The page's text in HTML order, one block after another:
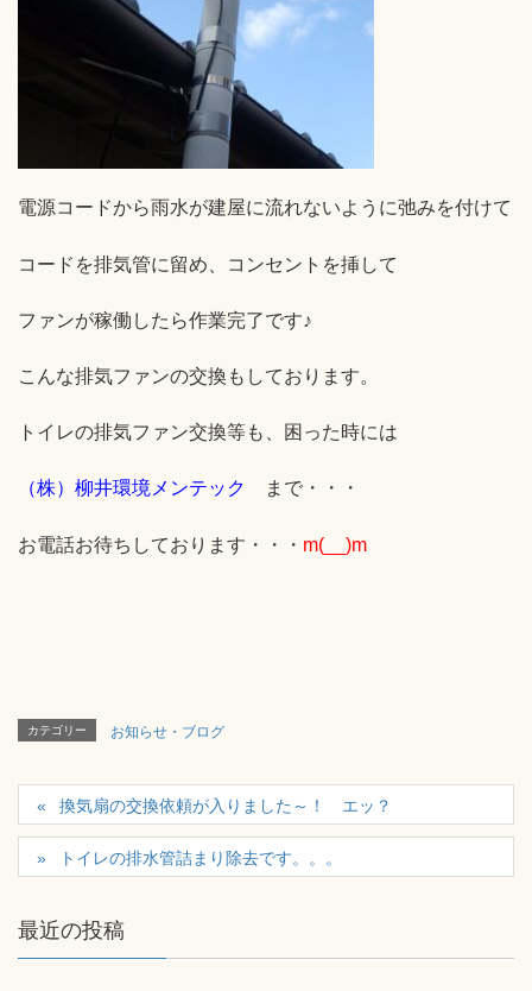
電源コードから雨水が建屋に流れないように弛みを付けて
コードを排気管に留め、コンセントを挿して
ファンが稼働したら作業完了です♪
こんな排気ファンの交換もしております。
トイレの排気ファン交換等も、困った時には
（株）柳井環境メンテック まで・・・
お電話お待ちしております・・・ m(__)m
カテゴリー お知らせ・ブログ
換気扇の交換依頼が入りました～！ エッ？
トイレの排水管詰まり除去です。。。
最近の投稿